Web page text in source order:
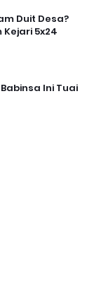
Duit Desa?
Kejari 5x24
Ini Tuai